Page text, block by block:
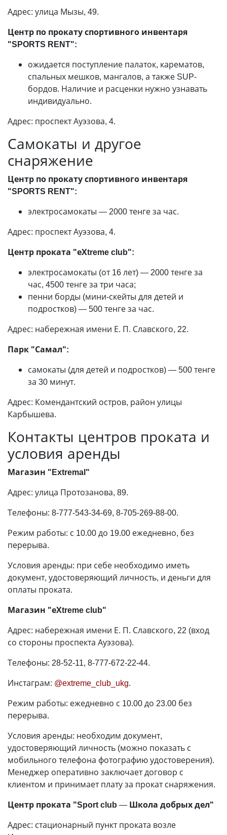
Адрес: улица Мызы, 49.
Центр по прокату спортивного инвентаря
"SPORTS RENT":
ожидается поступление палаток, карематов,
спальных мешков, мангалов, а также SUP-
бордов. Наличие и расценки нужно узнавать
индивидуально.
Адрес: проспект Ауэзова, 4.
Самокаты и другое
снаряжение
Центр по прокату спортивного инвентаря
"SPORTS RENT":
электросамокаты —2000 тенге за час.
Адрес: проспект Ауэзова, 4.
Центр проката "еХtreme club":
электросамокаты (от 16 лет)—2000 тенге за
час, 4500 тенге за три часа;
пенни борды (мини-скейты для детей и
подростков)—500 тенге за час.
Адрес: набережная имени Е. П. Славского, 22.
Парк "Самал":
самокаты (для детей и подростков)—500 тенге
за 30 минут.
Адрес: Комендантский остров, район улицы
Карбышева.
Контакты центров проката и
условия аренды
Магазин "Extremal"
Адрес: улица Протозанова, 89.
Телефоны: 8-777-543-34-69, 8-705-269-88-00.
Режим работы: с 10.00 до 19.00 ежедневно, без
перерыва.
Условия аренды: при себе необходимо иметь
документ, удостоверяющий личность, и деньги для
оплаты проката.
Магазин "еХtreme club"
Адрес: набережная имени Е. П. Славского, 22 (вход
со стороны проспекта Ауэзова).
Телефоны: 28-52-11, 8-777-672-22-44.
Инстаграм: @extreme_club_ukg.
Режим работы: ежедневно с 10.00 до 23.00 без
перерыва.
Условия аренды: необходим документ,
удостоверяющий личность (можно показать с
мобильного телефона фотографию удостоверения).
Менеджер оперативно заключает договор с
клиентом и принимает плату за прокат снаряжения.
Центр проката "Sport club — Школа добрых дел"
Адрес: стационарный пункт проката возле